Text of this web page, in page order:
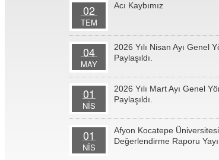
02
TEM
Acı Kaybımız
04
MAY
2026 Yılı Nisan Ayı Genel
Paylaşıldı.
01
NİS
2026 Yılı Mart Ayı Genel
Paylaşıldı.
01
NİS
Afyon Kocatepe Üniversitesi
Değerlendirme Raporu